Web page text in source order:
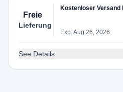
Freie
Lieferung
Kostenloser Versand
Exp: Aug 26, 2026
See Details